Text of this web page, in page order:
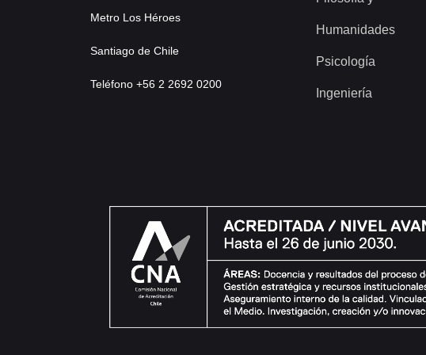
Metro Los Héroes
Santiago de Chile
Teléfono +56 2 2692 0200
Humanidades
Psicología
Ingeniería